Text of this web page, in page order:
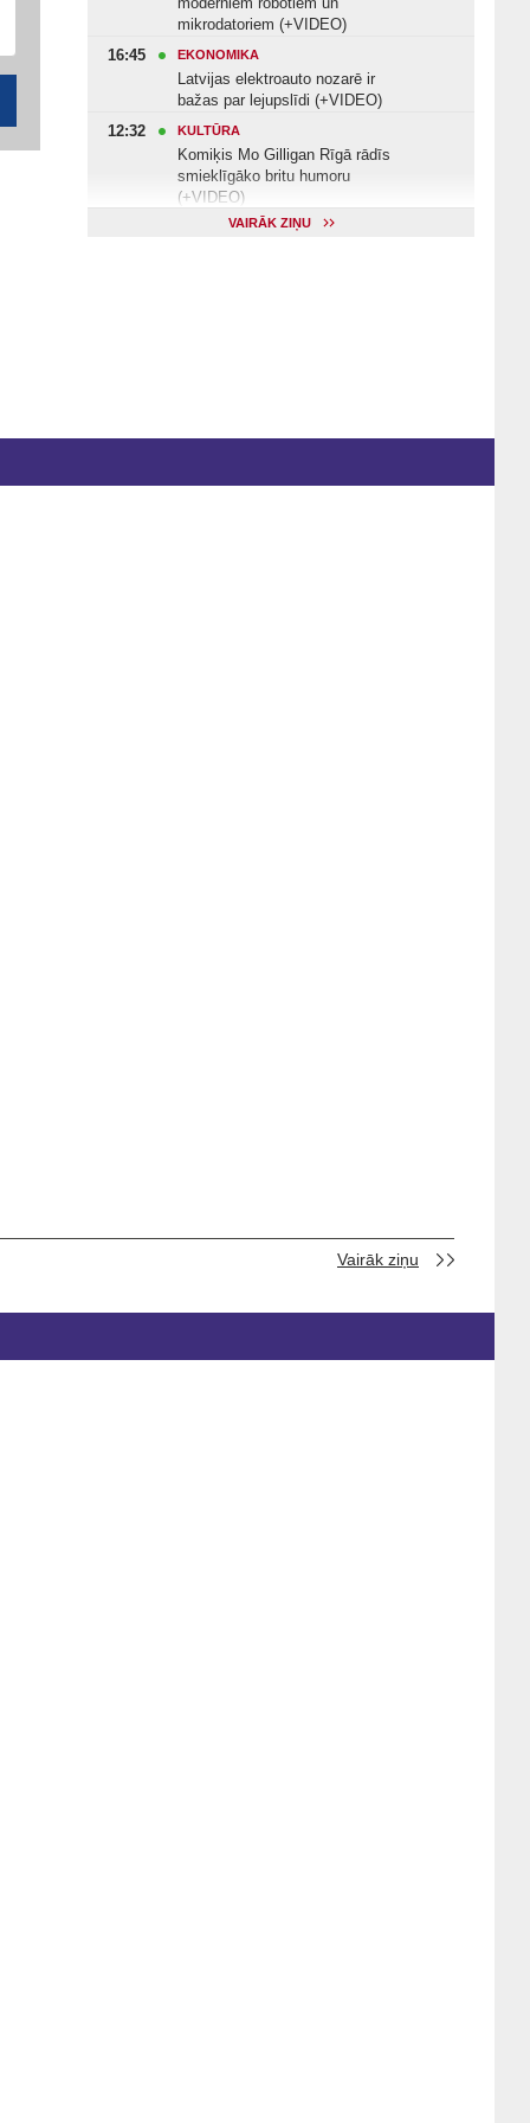
mikrodatoriem (+VIDEO)
16:45
EKONOMIKA
Latvijas elektroauto nozarē ir
bažas par lejupslīdi (+VIDEO)
12:32
KULTŪRA
Komiķis Mo Gilligan Rīgā rādīs
smieklīgāko britu humoru
(+VIDEO)
VESELĪBAVAIRĀK ZIŅU
Vairāk ziņu